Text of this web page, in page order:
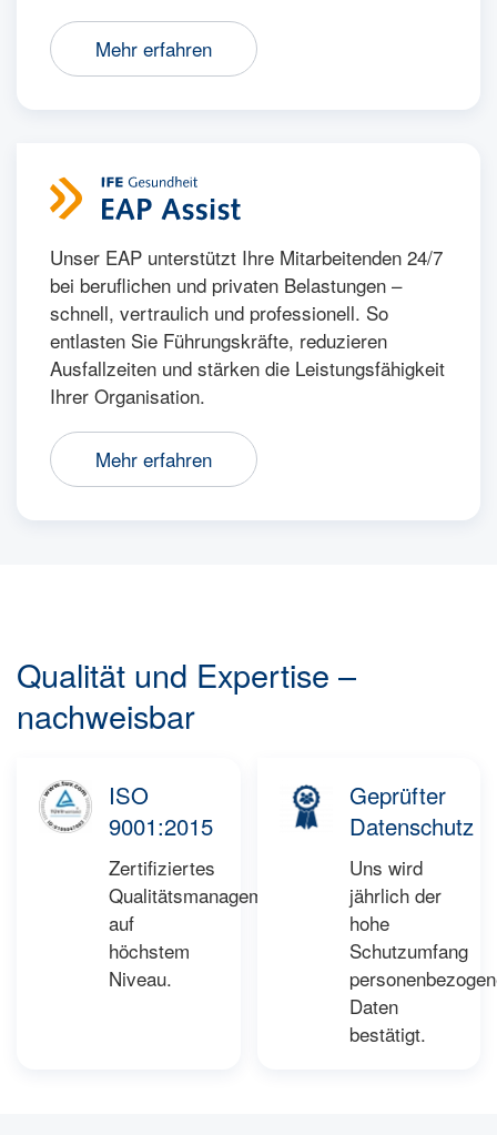
Mehr erfahren
Unser EAP unterstützt Ihre Mitarbeitenden 24/7
bei beruflichen und privaten Belastungen –
schnell, vertraulich und professionell. So
entlasten Sie Führungskräfte, reduzieren
Ausfallzeiten und stärken die Leistungsfähigkeit
Ihrer Organisation.
Mehr erfahren
Qualität und Expertise –
nachweisbar
ISO
9001:2015
Zertifiziertes
Qualitätsmanagement
auf
höchstem
Niveau.
Geprüfter
Datenschutz
Uns wird
jährlich der
hohe
Schutzumfang
Daten
bestätigt.